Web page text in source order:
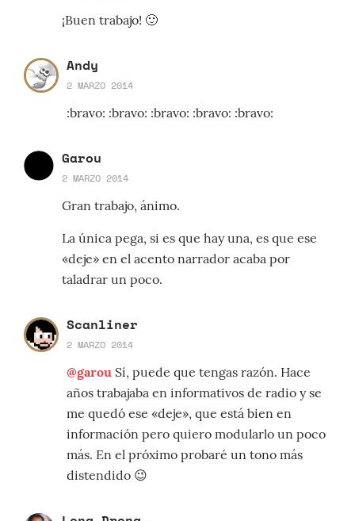
¡Buen trabajo! 🙂
Andy
2 MARZO 2014
:bravo: :bravo: :bravo: :bravo: :bravo:
Garou
2 MARZO 2014
Gran trabajo, ánimo.
La única pega, si es que hay una, es que ese
«deje» en el acento narrador acaba por
taladrar un poco.
Scanliner
2 MARZO 2014
@garou Sí, puede que tengas razón. Hace
años trabajaba en informativos de radio y se
me quedó ese «deje», que está bien en
información pero quiero modularlo un poco
más. En el próximo probaré un tono más
distendido 😉